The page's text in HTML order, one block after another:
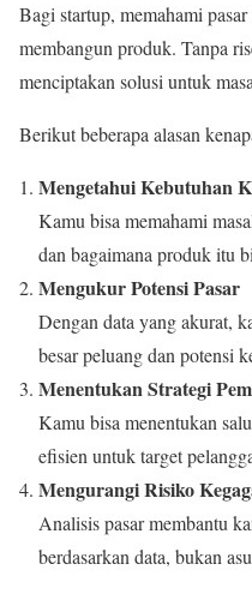
Bagi startup, memahami
membangun produk. Tanpa
menciptakan solusi untuk
Berikut beberapa alasan
Mengetahui Kebutuhan
Kamu bisa memahami
dan bagaimana produk itu
Mengukur Potensi Pasar
Dengan data yang akurat,
besar peluang dan potensi
Menentukan Strategi
Kamu bisa menentukan
efisien untuk target
Mengurangi Risiko
Analisis pasar membantu
berdasarkan data, bukan